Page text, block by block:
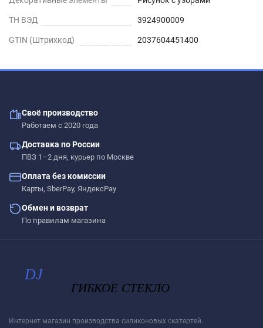
ТН ВЭД 3924900009
GTIN (Штрихкод) 2037604451400
Своё производство
Работаем с 2020 года
Доставка по России
ПВЗ 1–2 дня, курьер по Москве
Оплата без комиссии
Карты, SberPay, ЯндексPay
Обмен и возврат
По правилам магазина
Интернет магазин производства силиконовых скатертей.